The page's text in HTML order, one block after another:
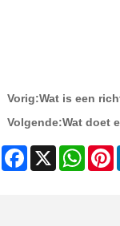
Vorig:Wat is een
Volgende:Wat doet
Facebook
X